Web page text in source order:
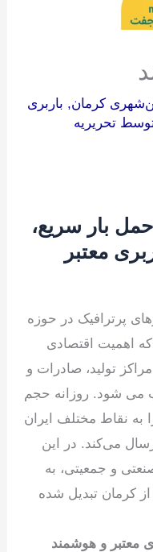
کرمان, باربری
تحریریه
بار سریع،
معتبر
پرترافیک در حوزه
اهمیت اقتصادی
تولید، صادرات و
شود. روزانه حجم
به نقاط مختلف ایران
می‌کند. در این
و جمعیتی، به
کرمان تبدیل شده
معتبر و هوشمند